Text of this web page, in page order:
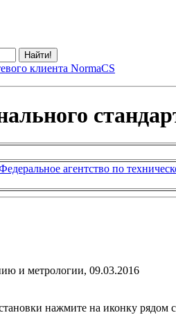
клиента NormaCS
агентство по
и метрологии, 09.03.2016
нажмите на иконку рядом